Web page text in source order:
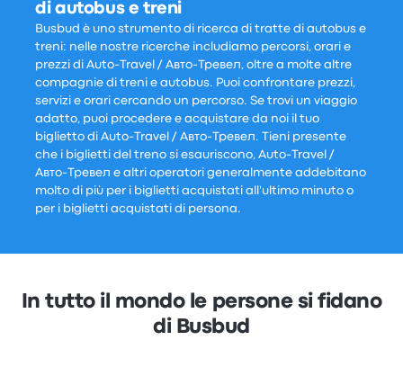
di autobus e treni
Busbud è uno strumento di ricerca di tratte di autobus e
treni: nelle nostre ricerche includiamo percorsi, orari e
prezzi di Auto-Travel / Авто-Тревел, oltre a molte altre
compagnie di treni e autobus. Puoi confrontare prezzi,
servizi e orari cercando un percorso. Se trovi un viaggio
adatto, puoi procedere e acquistare da noi il tuo
biglietto di Auto-Travel / Авто-Тревел. Tieni presente
che i biglietti del treno si esauriscono, Auto-Travel /
Авто-Тревел e altri operatori generalmente addebitano
molto di più per i biglietti acquistati all'ultimo minuto o
per i biglietti acquistati di persona.
In tutto il mondo le persone si fidano
di Busbud